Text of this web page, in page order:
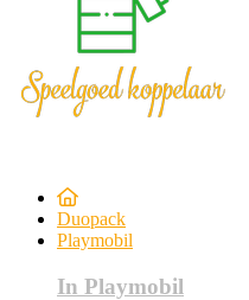
Duopack
Playmobil
In Playmobil